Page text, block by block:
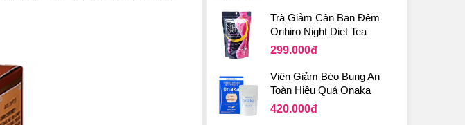
Trà Giảm Cân Ban Đêm
Orihiro Night Diet Tea
Beauty Nhật Bản
299.000đ
Viên Giảm Béo Bụng An
Toàn Hiệu Quả Onaka
Pillbox Nhật Bản
420.000đ